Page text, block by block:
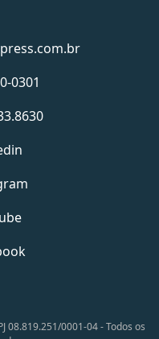
0301
08.819.251/0001-04 - Todos os